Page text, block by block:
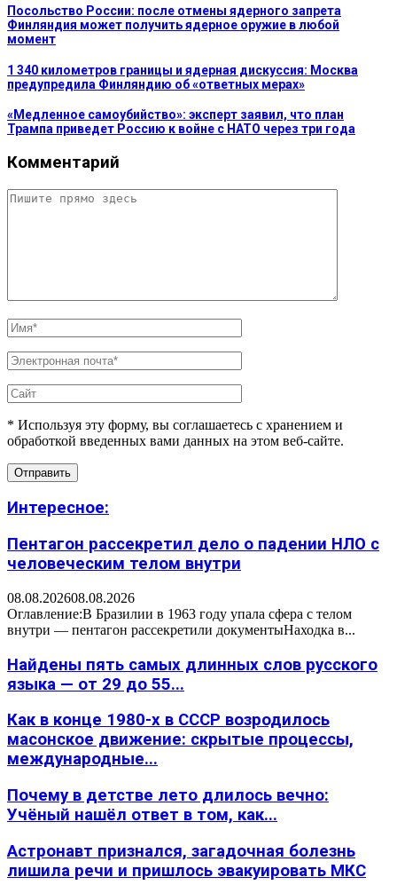
Посольство России: после отмены ядерного запрета
Финляндия может получить ядерное оружие в любой
момент
1 340 километров границы и ядерная дискуссия: Москва
предупредила Финляндию об «ответных мерах»
«Медленное самоубийство»: эксперт заявил, что план
Трампа приведет Россию к войне с НАТО через три года
Комментарий
* Используя эту форму, вы соглашаетесь с хранением и
обработкой введенных вами данных на этом веб-сайте.
Интересное:
Пентагон рассекретил дело о падении НЛО с
человеческим телом внутри
08.08.202608.08.2026
Оглавление:В Бразилии в 1963 году упала сфера с телом
внутри — пентагон рассекретили документыНаходка в...
Найдены пять самых длинных слов русского
языка — от 29 до 55...
Как в конце 1980-х в СССР возродилось
масонское движение: скрытые процессы,
международные...
Почему в детстве лето длилось вечно:
Учёный нашёл ответ в том, как...
Астронавт признался, загадочная болезнь
лишила речи и пришлось эвакуировать МКС